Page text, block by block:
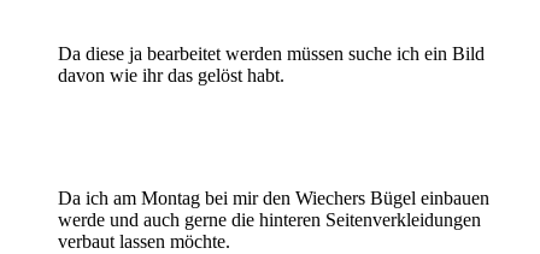
Da diese ja bearbeitet werden müssen suche ich ein Bild
davon wie ihr das gelöst habt.
Da ich am Montag bei mir den Wiechers Bügel einbauen
werde und auch gerne die hinteren Seitenverkleidungen
verbaut lassen möchte.